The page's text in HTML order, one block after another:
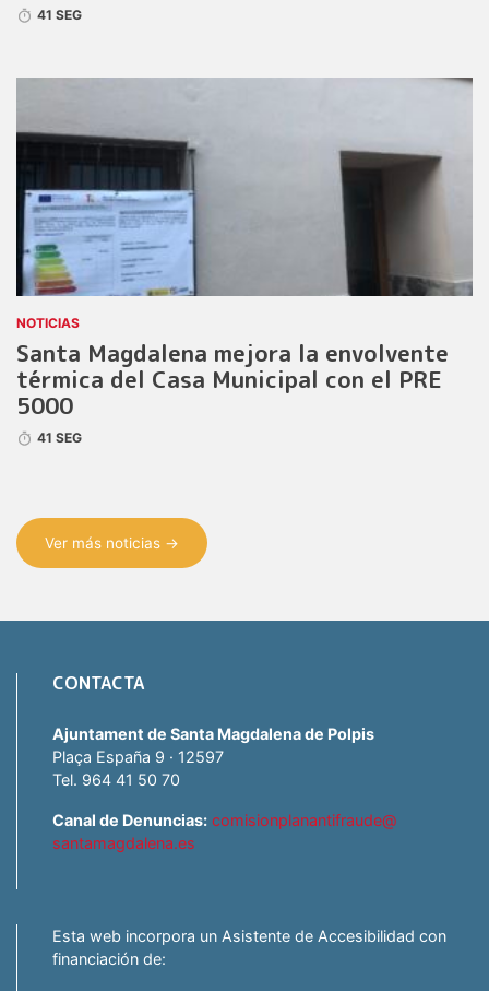
41 SEG
NOTICIAS
Santa Magdalena mejora la envolvente
térmica del Casa Municipal con el PRE
5000
41 SEG
Ver más noticias →
CONTACTA
Ajuntament de Santa Magdalena de Polpis
Plaça España 9 · 12597
Tel. 964 41 50 70
Canal de Denuncias: comisionplanantifraude@
santamagdalena.es
Esta web incorpora un Asistente de Accesibilidad con
financiación de: